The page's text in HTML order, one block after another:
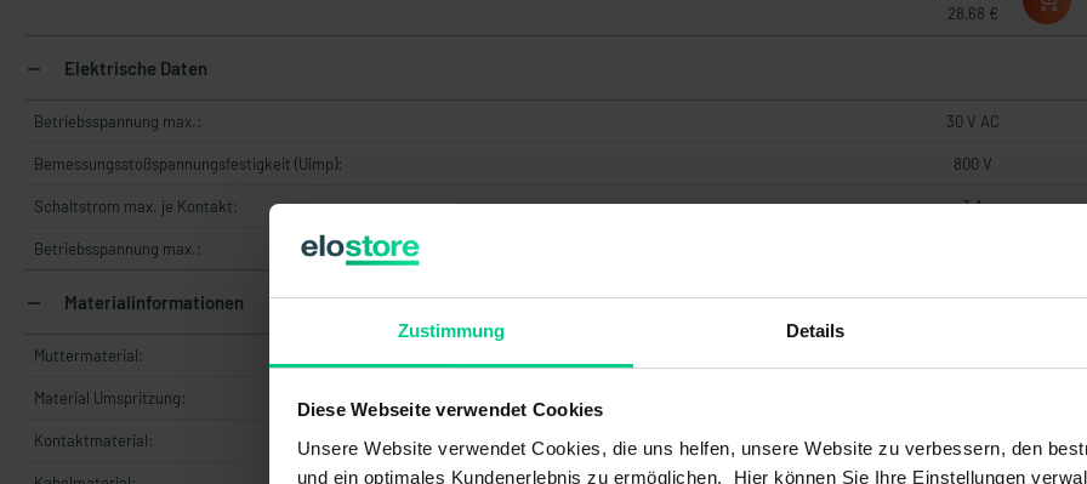
Zustimmung Details
Diese Webseite verwendet Cookies
Unsere Website verwendet Cookies, die uns helfen, unsere Website zu verbessern, den
und ein optimales Kundenerlebnis zu ermöglichen. Hier können Sie Ihre Einstellungen
28,68 €
Elektrische Daten
Betriebsspannung max.: 30 V AC
Bemessungsstoßspannungsfestigkeit (Uimp): 800 V
Schaltstrom max. je Kontakt: 3 A
Betriebsspannung max.:
Materialinformationen
Muttermaterial:
Material Umspritzung:
Kontaktmaterial: Copper alloy gold-plated